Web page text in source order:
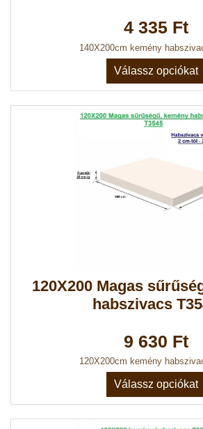
4 335 Ft
140X200cm kemény
Válassz opciókat
120X200 Magas
habszivacs
9 630 Ft
120X200cm kemény
Válassz opciókat